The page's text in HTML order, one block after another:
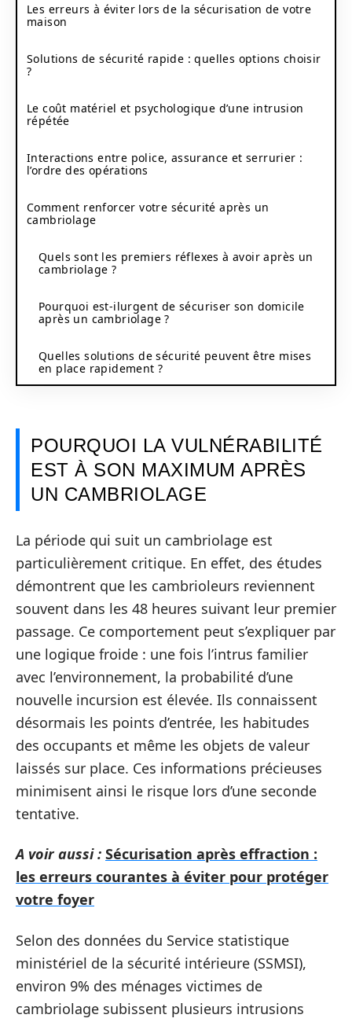
Les erreurs à éviter lors de la sécurisation de votre
maison
Solutions de sécurité rapide : quelles options choisir
?
Le coût matériel et psychologique d’une intrusion
répétée
Interactions entre police, assurance et serrurier :
l’ordre des opérations
Comment renforcer votre sécurité après un
cambriolage
Quels sont les premiers réflexes à avoir après un
cambriolage ?
Pourquoi est-ilurgent de sécuriser son domicile
après un cambriolage ?
Quelles solutions de sécurité peuvent être mises
en place rapidement ?
POURQUOI LA VULNÉRABILITÉ
EST À SON MAXIMUM APRÈS
UN CAMBRIOLAGE
La période qui suit un cambriolage est
particulièrement critique. En effet, des études
démontrent que les cambrioleurs reviennent
souvent dans les 48 heures suivant leur premier
passage. Ce comportement peut s’expliquer par
une logique froide : une fois l’intrus familier
avec l’environnement, la probabilité d’une
nouvelle incursion est élevée. Ils connaissent
désormais les points d’entrée, les habitudes
des occupants et même les objets de valeur
laissés sur place. Ces informations précieuses
minimisent ainsi le risque lors d’une seconde
tentative.
A voir aussi : Sécurisation après effraction :
les erreurs courantes à éviter pour protéger
votre foyer
Selon des données du Service statistique
ministériel de la sécurité intérieure (SSMSI),
environ 9% des ménages victimes de
cambriolage subissent plusieurs intrusions